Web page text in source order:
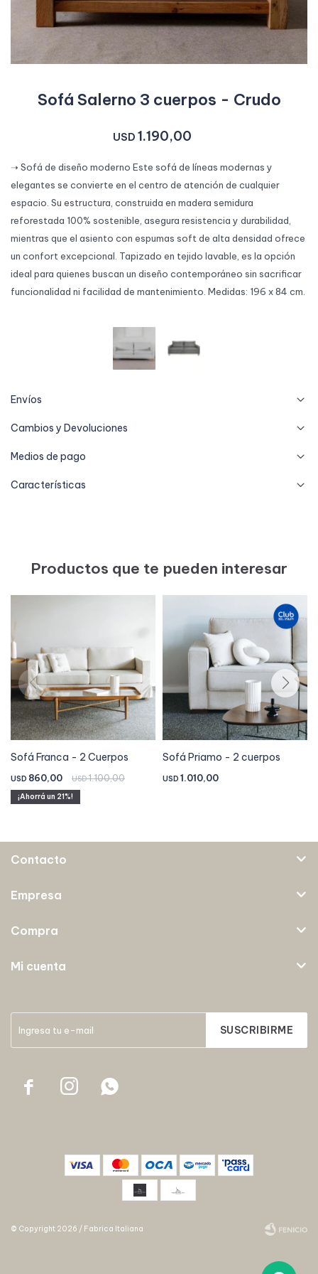
Sofá Salerno 3 cuerpos - Crudo
USD 1.190,00
➝ Sofá de diseño moderno Este sofá de líneas modernas y
elegantes se convierte en el centro de atención de cualquier
espacio. Su estructura, construida en madera semidura
reforestada 100% sostenible, asegura resistencia y durabilidad,
mientras que el asiento con espumas soft de alta densidad ofrece
un confort excepcional. Tapizado en tejido lavable, es la opción
ideal para quienes buscan un diseño contemporáneo sin sacrificar
funcionalidad ni facilidad de mantenimiento. Medidas: 196 x 84 cm.
Envíos
Cambios y Devoluciones
Medios de pago
Características
Productos que te pueden interesar
Sofá Franca - 2 Cuerpos
USD 860,00 USD1.100,00
21
Sofá Priamo - 2 cuerpos
USD 1.010,00
SUSCRIBIRME
  
Contacto
Empresa
Compra
Mi cuenta
© Copyright 2026 / Fabrica Italiana